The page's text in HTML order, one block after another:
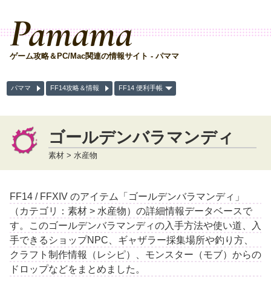
Pamama
ゲーム攻略＆PC/Mac関連の情報サイト - パママ
パママ FF14攻略＆情報 FF14 便利手帳
ゴールデンバラマンディ
素材 > 水産物
FF14 / FFXIV のアイテム「ゴールデンバラマンディ」
（カテゴリ：素材 > 水産物）の詳細情報データベースで
す。このゴールデンバラマンディの入手方法や使い道、入
手できるショップNPC、ギャザラー採集場所や釣り方、
クラフト制作情報（レシピ）、モンスター（モブ）からの
ドロップなどをまとめました。